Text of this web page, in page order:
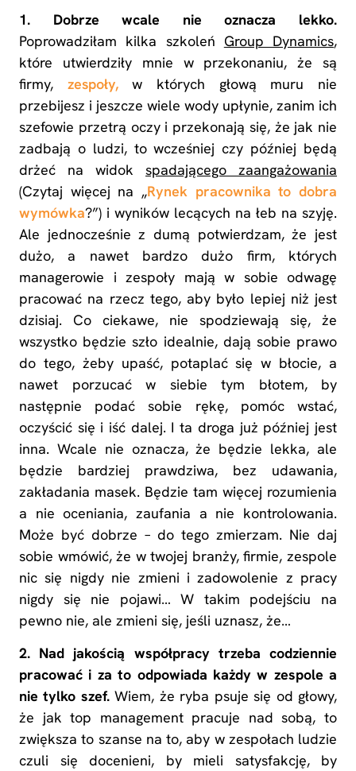
1. Dobrze wcale nie oznacza lekko.
Poprowadziłam kilka szkoleń Group Dynamics,
które utwierdziły mnie w przekonaniu, że są
firmy, zespoły,w których głową muru nie
przebijesz i jeszcze wiele wody upłynie, zanim ich
szefowie przetrą oczy i przekonają się, że jak nie
zadbają o ludzi, to wcześniej czy później będą
drżeć na widok spadającego zaangażowania
(Czytaj więcej na „Rynek pracownika to dobra
wymówka?”) i wyników lecących na łeb na szyję.
Ale jednocześnie z dumą potwierdzam, że jest
dużo, a nawet bardzo dużo firm, których
managerowie i zespoły mają w sobie odwagę
pracować na rzecz tego, aby było lepiej niż jest
dzisiaj. Co ciekawe, nie spodziewają się, że
wszystko będzie szło idealnie, dają sobie prawo
do tego, żeby upaść, potaplać się w błocie, a
nawet porzucać w siebie tym błotem, by
następnie podać sobie rękę, pomóc wstać,
oczyścić się i iść dalej. I ta droga już później jest
inna. Wcale nie oznacza, że będzie lekka, ale
będzie bardziej prawdziwa, bez udawania,
zakładania masek. Będzie tam więcej rozumienia
a nie oceniania, zaufania a nie kontrolowania.
Może być dobrze – do tego zmierzam. Nie daj
sobie wmówić, że w twojej branży, firmie, zespole
nic się nigdy nie zmieni i zadowolenie z pracy
nigdy się nie pojawi… W takim podejściu na
pewno nie, ale zmieni się, jeśli uznasz, że…
2. Nad jakością współpracy trzeba codziennie
pracować i za to odpowiada każdy w zespole a
nie tylko szef.Wiem, że ryba psuje się od głowy,
że jak top management pracuje nad sobą, to
zwiększa to szanse na to, aby w zespołach ludzie
czuli się docenieni, by mieli satysfakcję, by